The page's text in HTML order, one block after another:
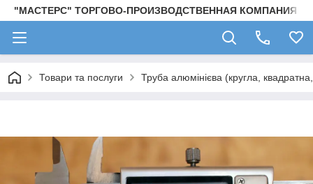
"МАСТЕРС" ТОРГОВО-ПРОИЗВОДСТВЕННАЯ КОМПАНИЯ
Товари та послуги Труба алюмінієва (кругла,